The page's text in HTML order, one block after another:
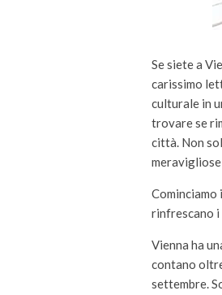
Se siete a
carissimo
culturale in
trovare se
città. Non
rinfrescano i
Vienna ha
contano
settembre.